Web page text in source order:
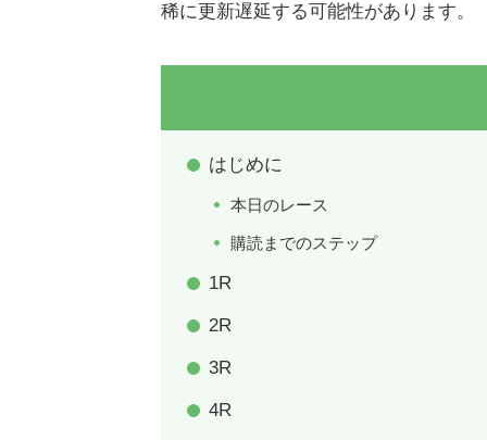
稀に更新遅延する可能性があります。
はじめに
本日のレース
購読までのステップ
1R
2R
3R
4R